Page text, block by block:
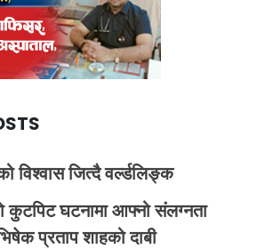
विश्वास जित्दै वर्ल्डलिङ्क
कुटपिट घटनामा आफ्नो संलग्नता
प्रताप शाहको दाबी